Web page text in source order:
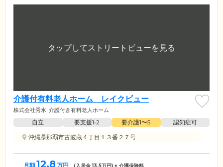
介護付有料老人ホーム レイクビュー
株式会社秀水 介護付き有料老人ホーム
自立 要支援1•2 要介護1〜5
認知症可
沖縄県那覇市古波蔵４丁目１３番２７号
月額12.8 万円